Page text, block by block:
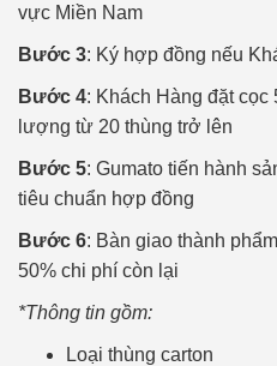
vực Miền Nam
Bước 3: Ký hợp đồng nếu
Bước 4: Khách Hàng đặt cọc
lượng từ 20 thùng trở lên
Bước 5: Gumato tiến hành
tiêu chuẩn hợp đồng
Bước 6: Bàn giao thành
50% chi phí còn lại
*Thông tin gồm:
Loại thùng carton